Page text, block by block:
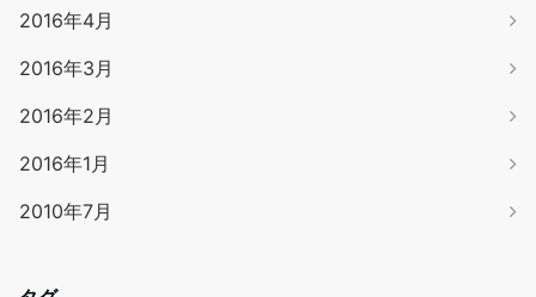
2016年4月
2016年3月
2016年2月
2016年1月
2010年7月